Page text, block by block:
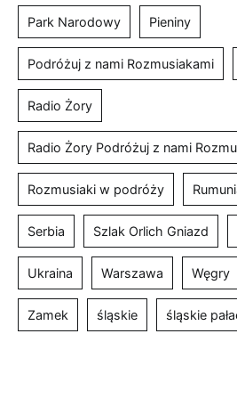
Park Narodowy Pieniny
Podróżuj z nami Rozmusiakami
Radio Żory
Radio Żory Podróżuj z nami
Rozmusiaki w podróży
Serbia Szlak Orlich Gniazd
Ukraina Warszawa Węgry
Zamek śląskie śląskie